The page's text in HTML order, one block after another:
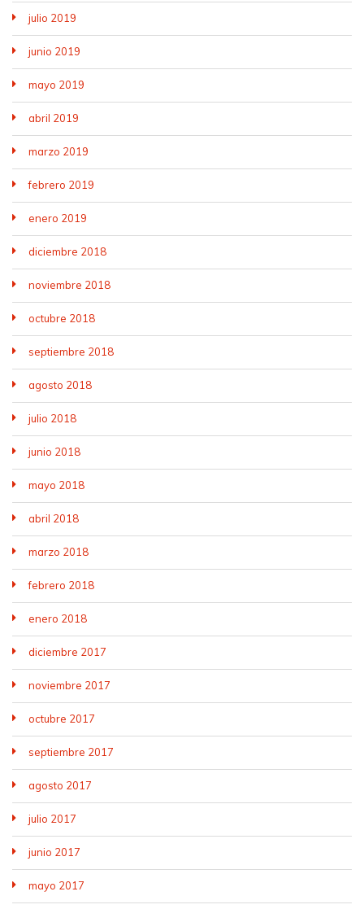
julio 2019
junio 2019
mayo 2019
abril 2019
marzo 2019
febrero 2019
enero 2019
diciembre 2018
noviembre 2018
octubre 2018
septiembre 2018
agosto 2018
julio 2018
junio 2018
mayo 2018
abril 2018
marzo 2018
febrero 2018
enero 2018
diciembre 2017
noviembre 2017
octubre 2017
septiembre 2017
agosto 2017
julio 2017
junio 2017
mayo 2017